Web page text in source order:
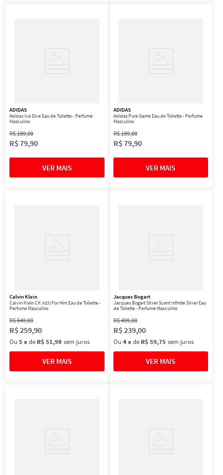
ADIDAS
Adidas Ice Dive Eau de Toilette - Perfume
Masculino
R$189,00
R$79,90
ADIDAS
Adidas Pure Game Eau de Toilette - Perfume
Masculino
R$189,00
R$79,90
Calvin Klein
Calvin Klein CK in2U For Him Eau de Toilette -
Perfume Masculino
R$549,00
R$259,90
Ou 5xde R$ 51,98 sem juros
Jacques Bogart
Jacques Bogart Silver Scent Infinite Silver Eau
de Toilette - Perfume Masculino
R$499,00
R$239,00
Ou 4 xde R$ 59,75 sem juros